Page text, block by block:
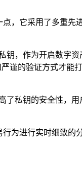
，它采用了多重
，作为开启数字
谨的验证方式才能
私钥的安全性，
为进行实时细致